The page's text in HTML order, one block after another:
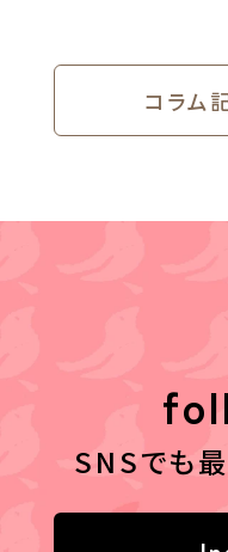
コラム
SNSでも